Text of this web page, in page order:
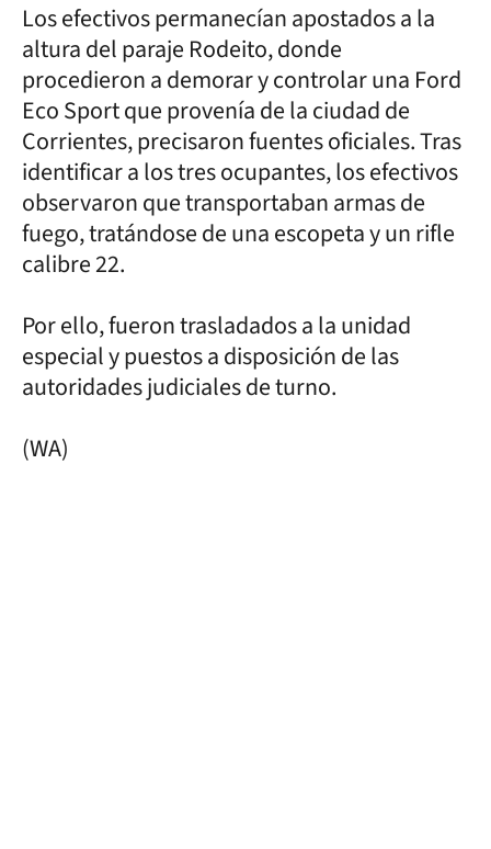
Los efectivos permanecían apostados a la
altura del paraje Rodeito, donde
procedieron a demorar y controlar una Ford
Eco Sport que provenía de la ciudad de
Corrientes, precisaron fuentes oficiales. Tras
identificar a los tres ocupantes, los efectivos
observaron que transportaban armas de
fuego, tratándose de una escopeta y un rifle
calibre 22.
Por ello, fueron trasladados a la unidad
especial y puestos a disposición de las
autoridades judiciales de turno.
(WA)